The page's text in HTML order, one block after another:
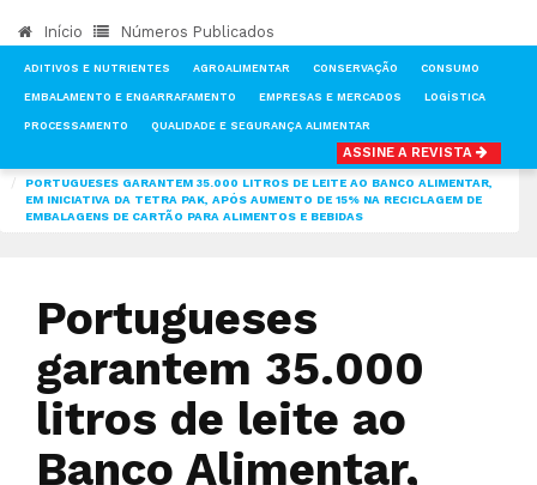
Início Números Publicados
ADITIVOS E NUTRIENTES AGROALIMENTAR CONSERVAÇÃO CONSUMO
EMBALAMENTO E ENGARRAFAMENTO EMPRESAS E MERCADOS LOGÍSTICA
PROCESSAMENTO QUALIDADE E SEGURANÇA ALIMENTAR
ASSINE A REVISTA
PORTUGUESES GARANTEM 35.000 LITROS DE LEITE AO BANCO ALIMENTAR,
EM INICIATIVA DA TETRA PAK, APÓS AUMENTO DE 15% NA RECICLAGEM DE
EMBALAGENS DE CARTÃO PARA ALIMENTOS E BEBIDAS
Portugueses
garantem 35.000
litros de leite ao
Banco Alimentar,